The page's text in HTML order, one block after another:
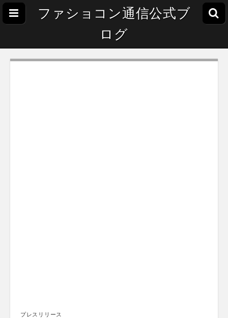
ファショコン通信公式ブ
ログ
プレスリリース